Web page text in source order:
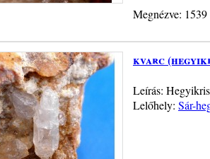
Megnézve:
kvarc
Leírás:
Lelőhely: Sár-